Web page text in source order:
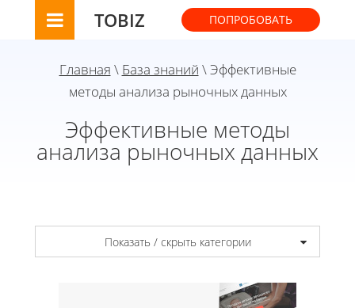
TOBIZ ПОПРОБОВАТЬ
Главная \ База знаний \ Эффективные
методы анализа рыночных данных
Эффективные методы
анализа рыночных данных
Показать / скрыть категории